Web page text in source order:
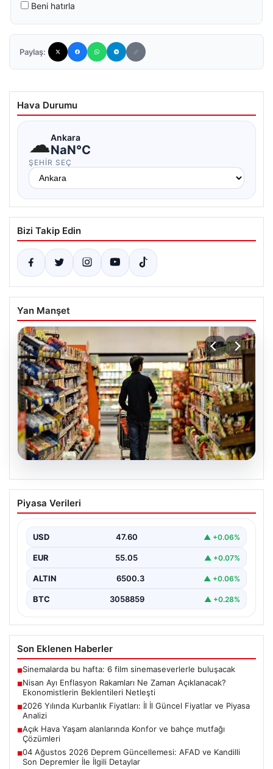
Beni hatırla
Paylaş:
Hava Durumu
☁Ankara
NaN°C
ŞEHIR SEÇ
Bizi Takip Edin
Yan Manşet
05.08.2026
Nisan Ayı Enflasyon Rakamları Ne
Zaman Açıklanacak? Ekonomistlerin
Türkiye İstatistik Kurumu (TÜİK) tarafından açıklanacak
Piyasa Verileri
USD 47.60 ▲ +0.06%
EUR 55.05 ▲ +0.07%
ALTIN 6500.3 ▲ +0.06%
BTC 3058859 ▲ +0.28%
Son Eklenen Haberler
■Sinemalarda bu hafta: 6 film sinemaseverlerle buluşacak
■Nisan Ayı Enflasyon Rakamları Ne Zaman Açıklanacak?
Ekonomistlerin Beklentileri Netleşti
■2026 Yılında Kurbanlık Fiyatları: İl İl Güncel Fiyatlar ve Piyasa
Analizi
■Açık Hava Yaşam alanlarında Konfor ve bahçe mutfağı
Çözümleri
■04 Ağustos 2026 Deprem Güncellemesi: AFAD ve Kandilli
Son Depremler İle İlgili Detaylar